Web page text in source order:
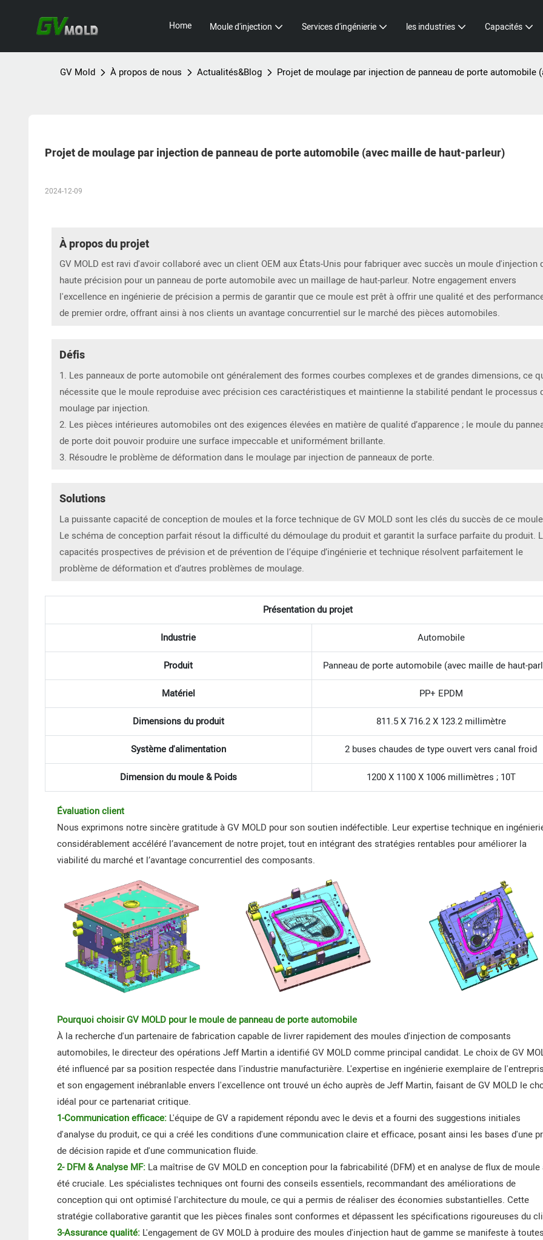
Home Moule d'injection Services d'ingénierie les industries Capacités
GV Mold À propos de nous Actualités&Blog Projet de moulage par injection de panneau de porte automobile
Projet de moulage par injection de panneau de porte automobile (avec maille de haut-parleur)
2024-12-09
À propos du projet
GV MOLD est ravi d'avoir collaboré avec un client OEM aux États-Unis pour fabriquer avec succès un moule d'injection
haute précision pour un panneau de porte automobile avec un maillage de haut-parleur. Notre engagement envers
l'excellence en ingénierie de précision a permis de garantir que ce moule est prêt à offrir une qualité et des
de premier ordre, offrant ainsi à nos clients un avantage concurrentiel sur le marché des pièces automobiles.
Défis
1. Les panneaux de porte automobile ont généralement des formes courbes complexes et de grandes dimensions, ce
nécessite que le moule reproduise avec précision ces caractéristiques et maintienne la stabilité pendant le processus
moulage par injection.
2. Les pièces intérieures automobiles ont des exigences élevées en matière de qualité d’apparence ; le moule du
de porte doit pouvoir produire une surface impeccable et uniformément brillante.
3. Résoudre le problème de déformation dans le moulage par injection de panneaux de porte.
Solutions
La puissante capacité de conception de moules et la force technique de GV MOLD sont les clés du succès de ce
Le schéma de conception parfait résout la difficulté du démoulage du produit et garantit la surface parfaite du produit.
capacités prospectives de prévision et de prévention de l’équipe d’ingénierie et technique résolvent parfaitement le
problème de déformation et d’autres problèmes de moulage.
Présentation du projet
Industrie Automobile
Produit Panneau de porte automobile (avec maille de haut-
Matériel PP+ EPDM
Dimensions du produit 811.5 X 716.2 X 123.2 millimètre
Système d'alimentation 2 buses chaudes de type ouvert vers canal froid
Dimension du moule & Poids 1200 X 1100 X 1006 millimètres ; 10T
Évaluation client
Nous exprimons notre sincère gratitude à GV MOLD pour son soutien indéfectible. Leur expertise technique en
considérablement accéléré l’avancement de notre projet, tout en intégrant des stratégies rentables pour améliorer la
viabilité du marché et l’avantage concurrentiel des composants.
Pourquoi choisir GV MOLD pour le moule de panneau de porte automobile
À la recherche d'un partenaire de fabrication capable de livrer rapidement des moules d'injection de composants
automobiles, le directeur des opérations Jeff Martin a identifié GV MOLD comme principal candidat. Le choix de GV
été influencé par sa position respectée dans l'industrie manufacturière. L'expertise en ingénierie exemplaire de
et son engagement inébranlable envers l'excellence ont trouvé un écho auprès de Jeff Martin, faisant de GV MOLD le
idéal pour ce partenariat critique.
1-Communication efficace: L'équipe de GV a rapidement répondu avec le devis et a fourni des suggestions initiales
d'analyse du produit, ce qui a créé les conditions d'une communication claire et efficace, posant ainsi les bases d'une
de décision rapide et d'une communication fluide.
2- DFM & Analyse MF: La maîtrise de GV MOLD en conception pour la fabricabilité (DFM) et en analyse de flux de moule
été cruciale. Les spécialistes techniques ont fourni des conseils essentiels, recommandant des améliorations de
conception qui ont optimisé l'architecture du moule, ce qui a permis de réaliser des économies substantielles. Cette
stratégie collaborative garantit que les pièces finales sont conformes et dépassent les spécifications rigoureuses du
3-Assurance qualité: L'engagement de GV MOLD à produire des moules d'injection haut de gamme se manifeste à